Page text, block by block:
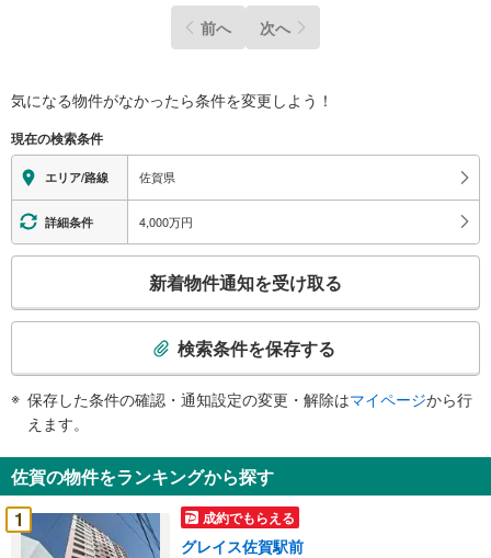
前へ 次へ
気になる物件がなかったら条件を変更しよう！
現在の検索条件
エリア/路線 佐賀県
詳細条件 4,000万円
検
知
を
受
け
新着物件通知を受け取る
検索条件を保存する
保存した条件の確認・通知設定の変更・解除はマイページから行
えます。
佐賀の物件をランキングから探す
1
成約でもらえる
グレイス佐賀駅前